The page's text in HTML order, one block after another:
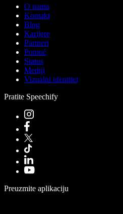
O nama
Kontakt
Blog
Karijere
Partneri
Pomoć
Status
Mediji
Vizualni identitet
Pratite Speechify
Preuzmite aplikaciju